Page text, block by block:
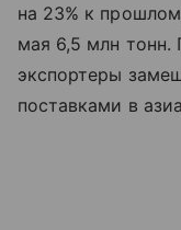
на 23% к
мая 6,5 млн тонн.
экспортеры
поставками в